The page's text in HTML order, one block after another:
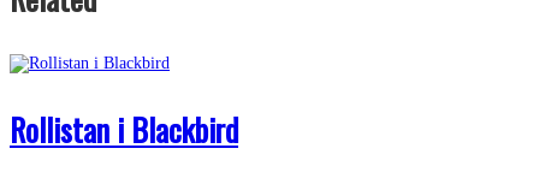
Rollistan i Blackbird